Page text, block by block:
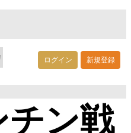
ログイン 新規登録
チン戦